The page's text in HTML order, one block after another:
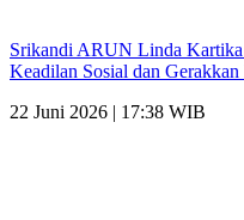
Srikandi ARUN Linda
Keadilan Sosial dan
22 Juni 2026 | 17:38 WIB